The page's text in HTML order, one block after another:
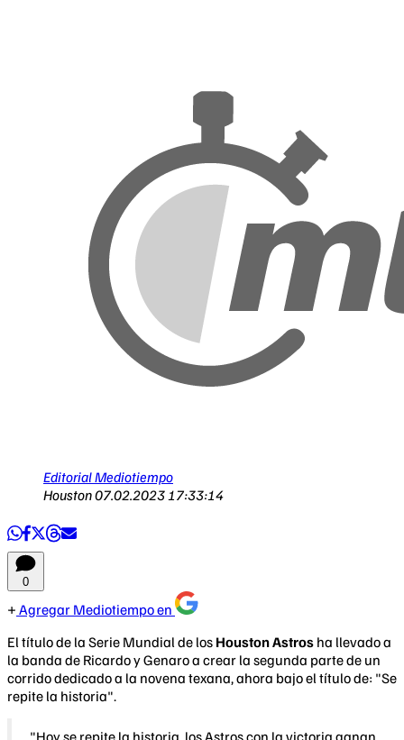
Editorial Mediotiempo
Houston07.02.2023 17:33:14
0
Agregar Mediotiempo en
El título de la Serie Mundial de los Houston Astros ha llevado a
la banda de Ricardo y Genaro a crear la segunda parte de un
corrido dedicado a la novena texana, ahora bajo el título de: "Se
repite la historia".
"Hoy se repite la historia, los Astros con la victoria ganan